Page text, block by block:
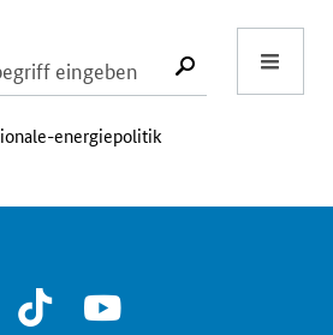
SUCHE
für
energiepolitik
tiktok youtube